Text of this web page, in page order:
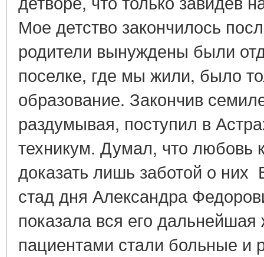
Мое детство закончилось
родители вынуждены были
поселке, где мы жили, было
образование. Закончив
раздумывая, поступил в
техникум. Думал, что любовь
доказать лишь заботой о них
стад дня Александра
показала вся его
пациентами стали больные и